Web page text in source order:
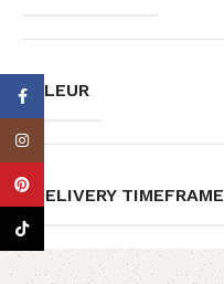
KLEUR
DELIVERY TIMEFRAME
Facebook
Instagram